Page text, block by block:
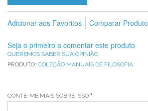
Adicionar aos Favoritos Comparar Produto
Seja o primeiro a comentar este produto
QUEREMOS SABER SUA OPINIÃO
PRODUTO: COLEÇÃO MANUAIS DE FILOSOFIA
CONTE-ME MAIS SOBRE ISSO